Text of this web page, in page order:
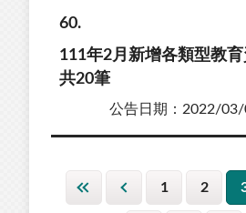
60
111年2月新增各類型教
共20筆
公告日期：2022/
1 2